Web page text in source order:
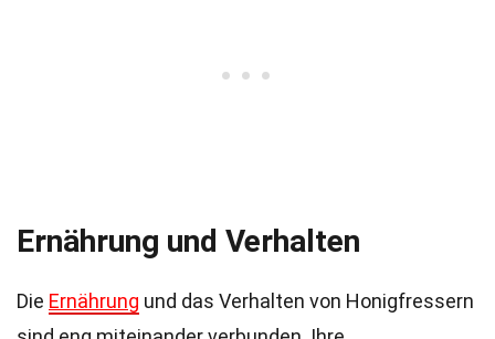
Ernährung und Verhalten
Die Ernährung und das Verhalten von Honigfressern